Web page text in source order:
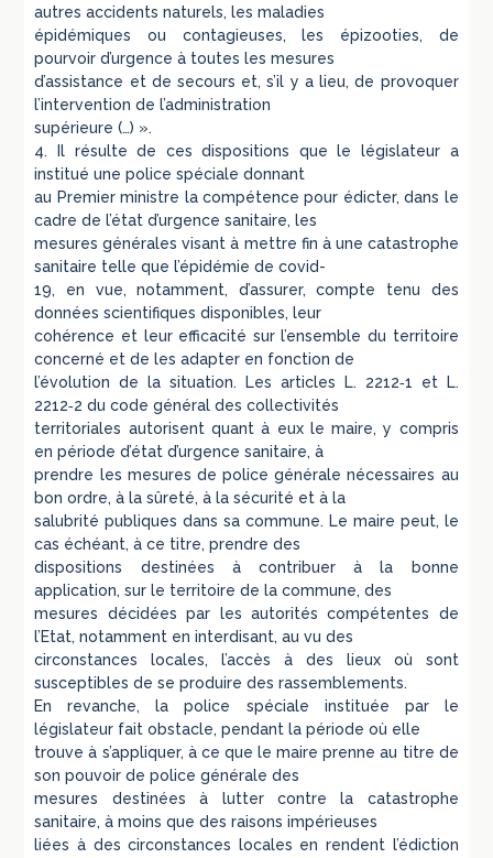
autres accidents naturels, les maladies
épidémiques ou contagieuses, les épizooties, de
pourvoir d’urgence à toutes les mesures
d’assistance et de secours et, s’il y a lieu, de provoquer
l’intervention de l’administration
supérieure (…) ».
4. Il résulte de ces dispositions que le législateur a
institué une police spéciale donnant
au Premier ministre la compétence pour édicter, dans le
cadre de l’état d’urgence sanitaire, les
mesures générales visant à mettre fin à une catastrophe
sanitaire telle que l’épidémie de covid-
19, en vue, notamment, d’assurer, compte tenu des
données scientifiques disponibles, leur
cohérence et leur efficacité sur l’ensemble du territoire
concerné et de les adapter en fonction de
l’évolution de la situation. Les articles L. 2212‑1 et L.
2212‑2 du code général des collectivités
territoriales autorisent quant à eux le maire, y compris
en période d’état d’urgence sanitaire, à
prendre les mesures de police générale nécessaires au
bon ordre, à la sûreté, à la sécurité et à la
salubrité publiques dans sa commune. Le maire peut, le
cas échéant, à ce titre, prendre des
dispositions destinées à contribuer à la bonne
application, sur le territoire de la commune, des
mesures décidées par les autorités compétentes de
l’Etat, notamment en interdisant, au vu des
circonstances locales, l’accès à des lieux où sont
susceptibles de se produire des rassemblements.
En revanche, la police spéciale instituée par le
législateur fait obstacle, pendant la période où elle
trouve à s’appliquer, à ce que le maire prenne au titre de
son pouvoir de police générale des
mesures destinées à lutter contre la catastrophe
sanitaire, à moins que des raisons impérieuses
liées à des circonstances locales en rendent l’édiction